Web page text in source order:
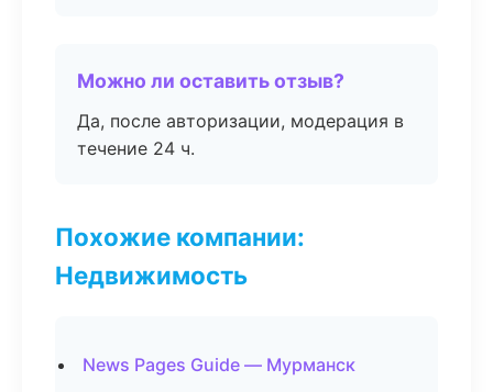
Можно ли оставить отзыв?
Да, после авторизации, модерация в
течение 24 ч.
Похожие компании:
Недвижимость
News Pages Guide — Мурманск